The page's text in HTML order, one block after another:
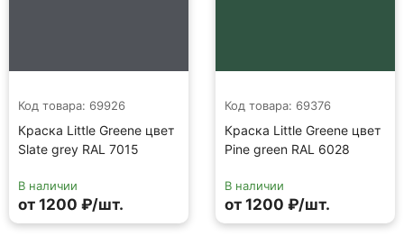
Код товара: 69926
Краска Little Greene цвет
Slate grey RAL 7015
В наличии
от 1200 ₽/шт.
Код товара: 69376
Краска Little Greene цвет
Pine green RAL 6028
В наличии
от 1200 ₽/шт.